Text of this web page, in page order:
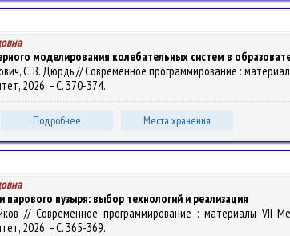
моделирования колебательных систем в
С. В. Дюрдь // Современное программирование :
2026. – С. 370-374.
Подробнее Места хранения
пузыря: выбор технологий и реализация
// Современное программирование : материалы VII
2026. – С. 365-369.